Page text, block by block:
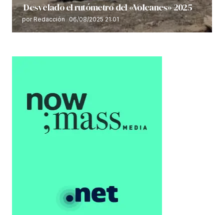
Desvelado el rutómetro del «Volcanes» 2025
por Redacción 06/08/2025 21:01